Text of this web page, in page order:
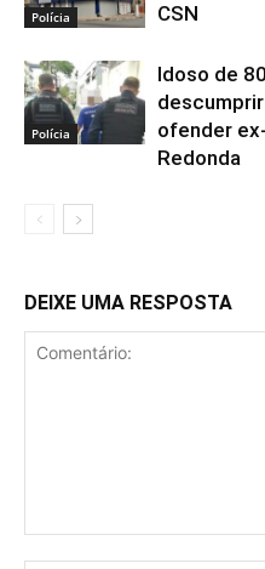
Polícia
CSN
Polícia
Idoso de
ofender
Redonda
DEIXE UMA RESPOSTA